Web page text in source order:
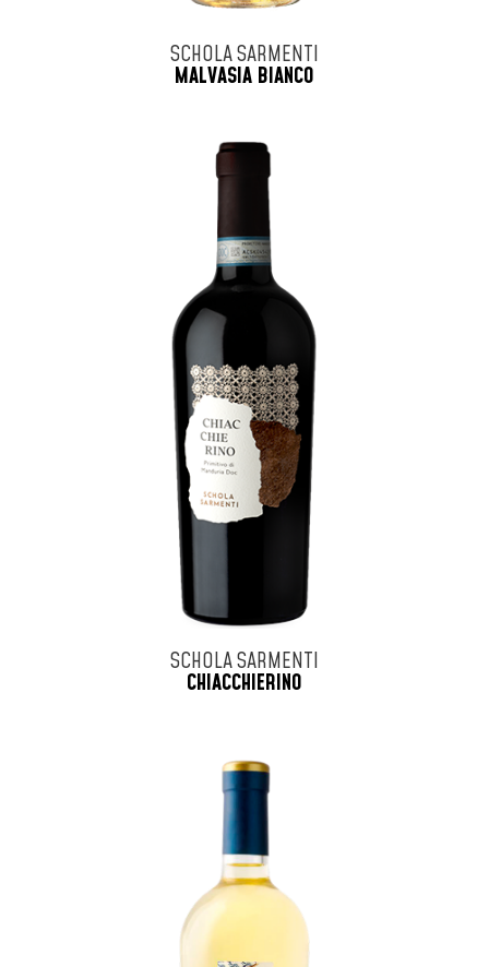
SCHOLA SARMENTI
MALVASIA BIANCO
SCHOLA SARMENTI
CHIACCHIERINO